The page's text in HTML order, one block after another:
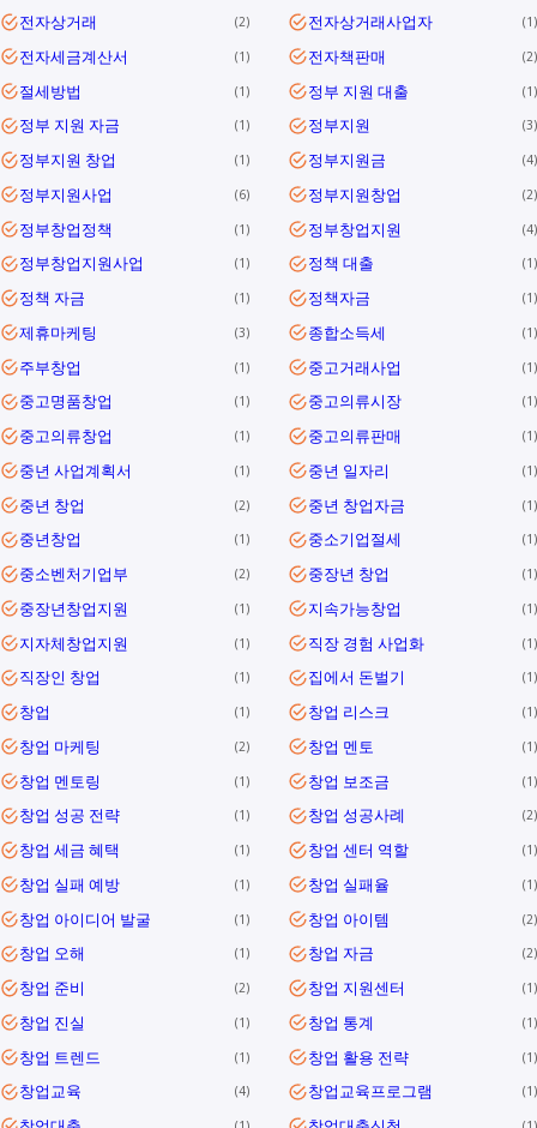
전자상거래 2 전자상거래사업자 1
전자세금계산서 1 전자책판매 2
절세방법 1 정부 지원 대출 1
정부 지원 자금 1 정부지원 3
정부지원 창업 1 정부지원금 4
정부지원사업 6 정부지원창업 2
정부창업정책 1 정부창업지원 4
정부창업지원사업 1 정책 대출 1
정책 자금 1 정책자금 1
제휴마케팅 3 종합소득세 1
주부창업 1 중고거래사업 1
중고명품창업 1 중고의류시장 1
중고의류창업 1 중고의류판매 1
중년 사업계획서 1 중년 일자리 1
중년 창업 2 중년 창업자금 1
중년창업 1 중소기업절세 1
중소벤처기업부 2 중장년 창업 1
중장년창업지원 1 지속가능창업 1
지자체창업지원 1 직장 경험 사업화 1
직장인 창업 1 집에서 돈벌기 1
창업 1 창업 리스크 1
창업 마케팅 2 창업 멘토 1
창업 멘토링 1 창업 보조금 1
창업 성공 전략 1 창업 성공사례 2
창업 세금 혜택 1 창업 센터 역할 1
창업 실패 예방 1 창업 실패율 1
창업 아이디어 발굴 1 창업 아이템 2
창업 오해 1 창업 자금 2
창업 준비 2 창업 지원센터 1
창업 진실 1 창업 통계 1
창업 트렌드 1 창업 활용 전략 1
창업교육 4 창업교육프로그램 1